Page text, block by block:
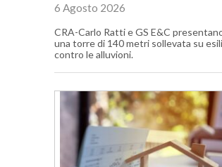
6 Agosto 2026
CRA-Carlo Ratti e GS E&C
una torre di 140 metri sollevata su
contro le alluvioni.